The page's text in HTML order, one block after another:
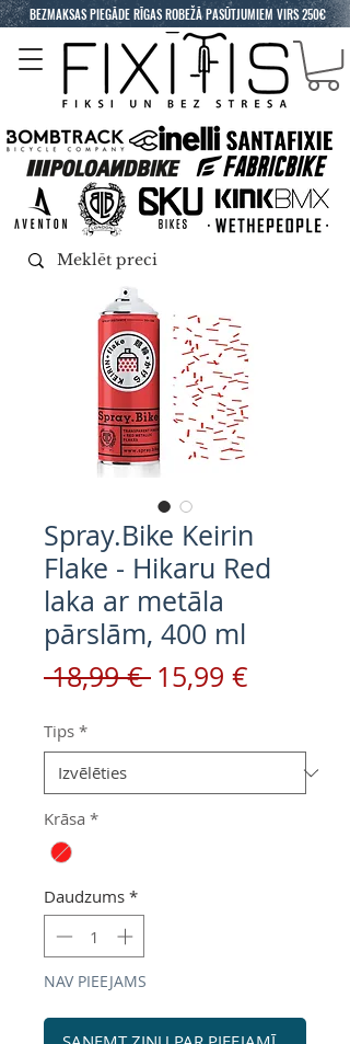
BEZMAKSAS PIEGĀDE RĪGAS ROBEŽĀ PASŪTJUMIEM VIRS 250€
Spray.Bike Keirin
Flake - Hikaru Red
laka ar metāla
pārslām, 400 ml
18,99 € Parastā
15,99 €
Tips *
Krāsa *
Daudzums *
NAV PIEEJAMS